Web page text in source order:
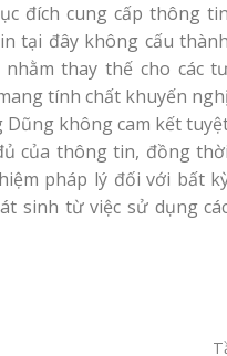
đích cung cấp thông tin
tại đây không cấu thành
thay thế cho các
tính chất khuyến nghị
Dũng không cam kết
của thông tin, đồng thời
pháp lý đối với bất
sinh từ việc sử dụng